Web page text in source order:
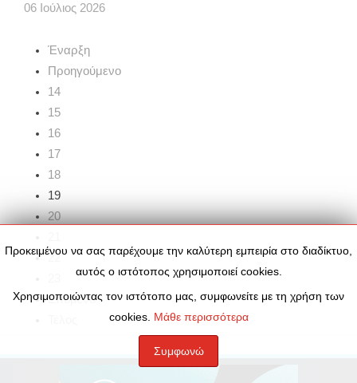
06 Ιούλιος 2026
Έναρξη
Προηγούμενο
14
15
16
17
18
19
20
22
Επόμενο
Προκειμένου να σας παρέχουμε την καλύτερη εμπειρία στο διαδίκτυο,
αυτός ο ιστότοπος χρησιμοποιεί cookies.
Χρησιμοποιώντας τον ιστότοπο μας, συμφωνείτε με τη χρήση των
cookies. Μάθε περισσότερα
Συμφωνώ